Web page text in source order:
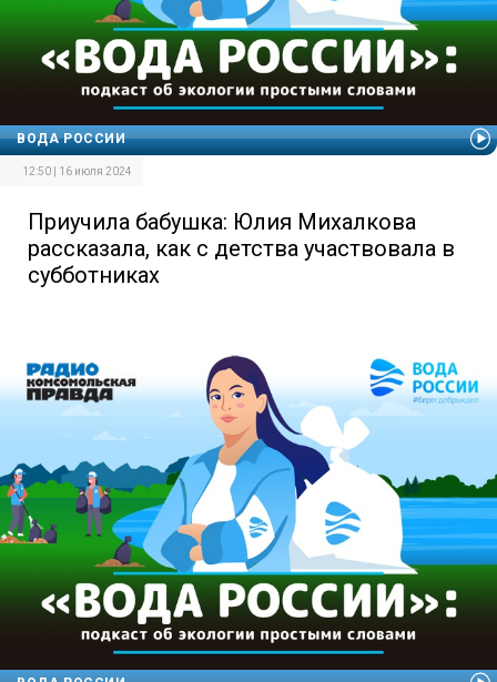
ВОДА РОССИИ
12:50 | 16 июля 2024
Приучила бабушка: Юлия Михалкова
рассказала, как с детства участвовала в
субботниках